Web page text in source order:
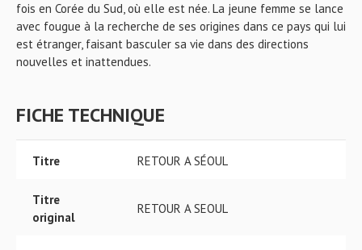
fois en Corée du Sud, où elle est née. La jeune femme se lance
avec fougue à la recherche de ses origines dans ce pays qui lui
est étranger, faisant basculer sa vie dans des directions
nouvelles et inattendues.
FICHE TECHNIQUE
Titre RETOUR A SÉOUL
Titre
original
RETOUR A SEOUL